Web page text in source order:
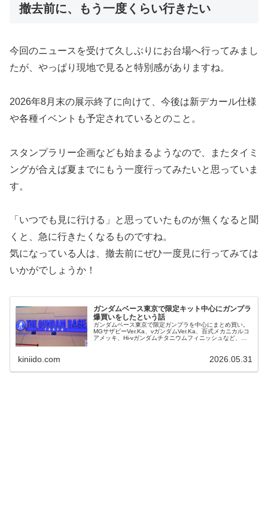
撤去前に、もう一度くらい行きたい
今回のニュースを受けて久しぶりにお台場へ行ってみまし
たが、やっぱり現地で見ると特別感がありますね。
2026年8月末の展示終了に向けて、今後は新デカール仕様
や各種イベントも予定されているとのこと。
スタンプラリー企画なども始まるようなので、またタイミ
ングが合えば夏までにもう一度行ってみたいと思っていま
す。
「いつでも見に行ける」と思っていたものが無くなると聞
くと、急に行きたくなるものですね。
気になっている人は、撤去前にぜひ一度見に行ってみては
いかがでしょうか！
ガンダムベース東京で限定キット中心にガンプラ
爆買いをしたという話
ガンダムベース東京で限定ガンプラを中心にまとめ買い。
MGサザビーVer.Ka、νガンダムVer.Ka、百式メカニカルコ
アメッキ、Hi-νガンダムチタニウムフィニッシュなど、購
kiniido.com 2026.05.31